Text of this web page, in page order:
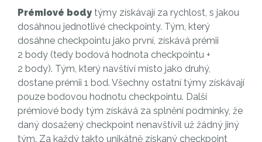
Prémiové body týmy získávají za rychlost, s jakou
dosáhnou jednotlivé checkpointy. Tým, který
dosáhne checkpointu jako první, získává prémii
2 body (tedy bodová hodnota checkpointu +
2 body). Tým, který navštíví místo jako druhý,
dostane prémii 1 bod. Všechny ostatní týmy získávají
pouze bodovou hodnotu checkpointu. Další
prémiové body tým získává za splnění podmínky, že
daný dosažený checkpoint nenavštívil už žádný jiný
tým. Za každý takto unikátně získaný checkpoint